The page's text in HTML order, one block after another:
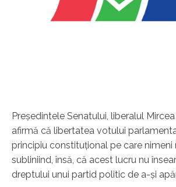
Preşedintele Senatului, liberalul Mircea
afirmă că libertatea votului
principiu constituţional pe care nimeni
subliniind, însă, că acest lucru nu
dreptului unui partid politic de a-şi